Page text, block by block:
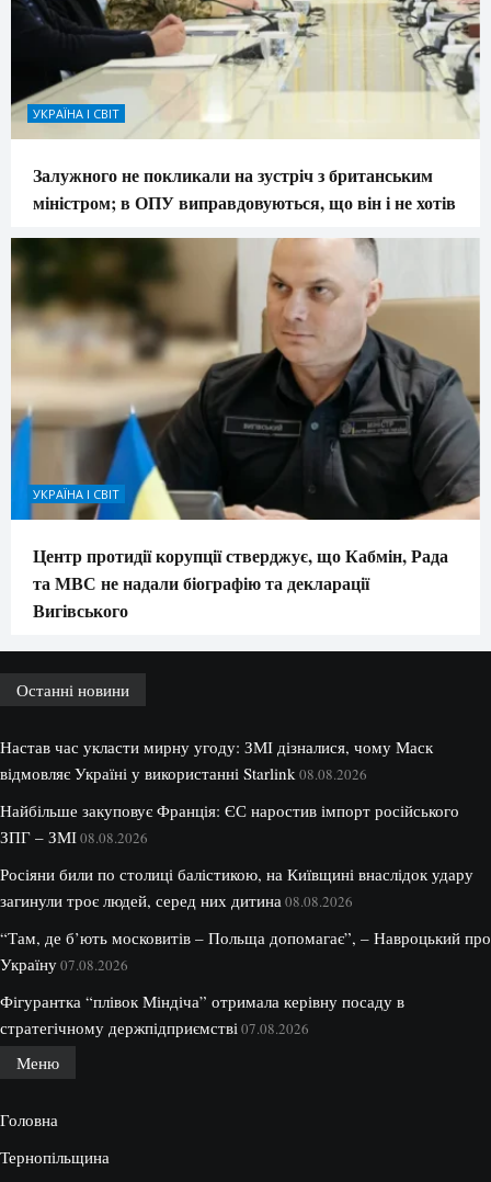
УКРАЇНА І СВІТ
Залужного не покликали на зустріч з британським
міністром; в ОПУ виправдовуються, що він і не хотів
УКРАЇНА І СВІТ
Центр протидії корупції стверджує, що Кабмін, Рада
та МВС не надали біографію та декларації
Вигівського
Останні новини
Настав час укласти мирну угоду: ЗМІ дізналися, чому Маск
відмовляє Україні у використанні Starlink08.08.2026
Найбільше закуповує Франція: ЄС наростив імпорт російського
ЗПГ – ЗМІ08.08.2026
Росіяни били по столиці балістикою, на Київщині внаслідок удару
загинули троє людей, серед них дитина08.08.2026
“Там, де б’ють московитів – Польща допомагає”, – Навроцький про
Україну07.08.2026
Фігурантка “плівок Міндіча” отримала керівну посаду в
стратегічному держпідприємстві07.08.2026
Меню
Головна
Тернопільщина